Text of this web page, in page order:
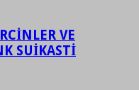
VE
SUİKASTİ